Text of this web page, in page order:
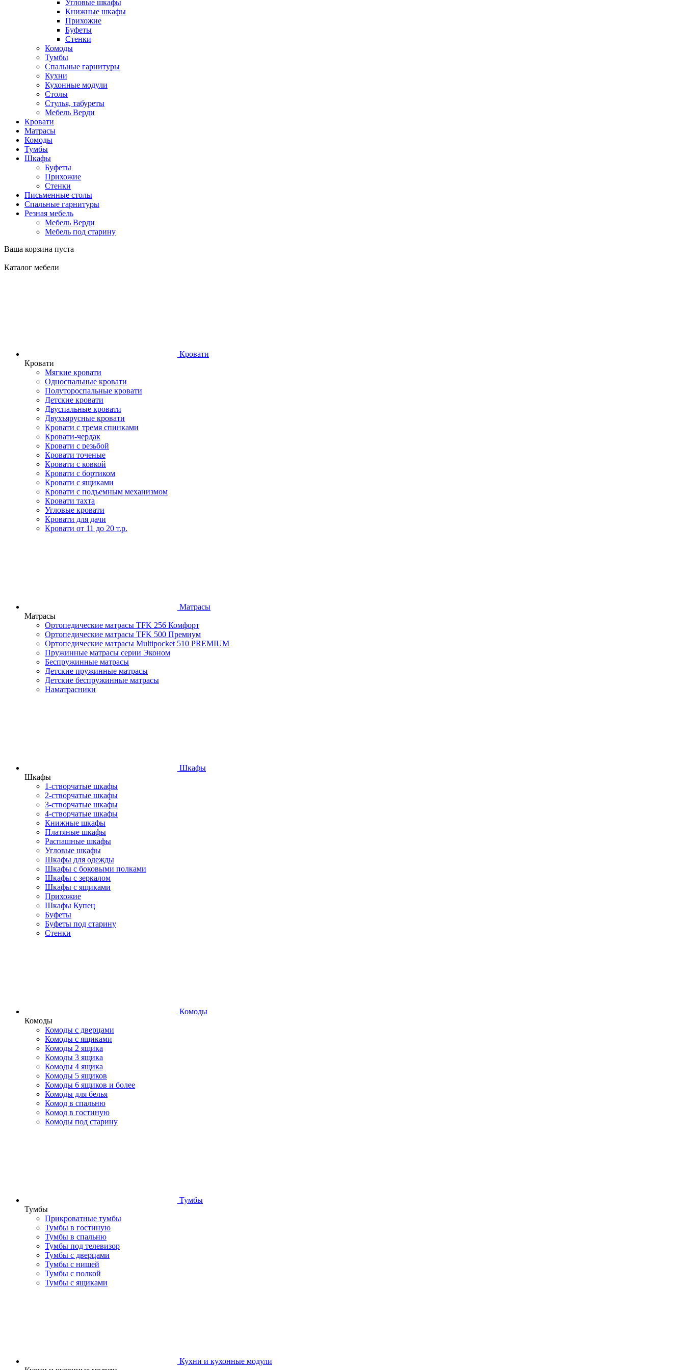
Угловые шкафы
Книжные шкафы
Прихожие
Буфеты
Стенки
Комоды
Тумбы
Спальные гарнитуры
Кухни
Кухонные модули
Столы
Стулья, табуреты
Мебель Верди
Кровати
Матрасы
Комоды
Тумбы
Шкафы
Буфеты
Прихожие
Стенки
Письменные столы
Спальные гарнитуры
Резная мебель
Мебель Верди
Мебель под старину
Ваша корзина пуста
Каталог мебели
Кровати
Кровати
Мягкие кровати
Односпальные кровати
Полутороспальные кровати
Детские кровати
Двуспальные кровати
Двухъярусные кровати
Кровати с тремя спинками
Кровати-чердак
Кровати с резьбой
Кровати точеные
Кровати с ковкой
Кровати с бортиком
Кровати с ящиками
Кровати с подъемным механизмом
Кровати тахта
Угловые кровати
Кровати для дачи
Кровати от 11 до 20 т.р.
Матрасы
Матрасы
Ортопедические матрасы TFK 256 Комфорт
Ортопедические матрасы TFK 500 Премиум
Ортопедические матрасы Multipocket 510 PREMIUM
Пружинные матрасы серии Эконом
Беспружинные матрасы
Детские пружинные матрасы
Детские беспружинные матрасы
Наматрасники
Шкафы
Шкафы
1-створчатые шкафы
2-створчатые шкафы
3-створчатые шкафы
4-створчатые шкафы
Книжные шкафы
Платяные шкафы
Распашные шкафы
Угловые шкафы
Шкафы для одежды
Шкафы с боковыми полками
Шкафы с зеркалом
Шкафы с ящиками
Прихожие
Шкафы Купец
Буфеты
Буфеты под старину
Стенки
Комоды
Комоды
Комоды с дверцами
Комоды с ящиками
Комоды 2 ящика
Комоды 3 ящика
Комоды 4 ящика
Комоды 5 ящиков
Комоды 6 ящиков и более
Комоды для белья
Комод в спальню
Комод в гостиную
Комоды под старину
Тумбы
Тумбы
Прикроватные тумбы
Тумбы в гостиную
Тумбы в спальню
Тумбы под телевизор
Тумбы с дверцами
Тумбы с нишей
Тумбы с полкой
Тумбы с ящиками
Кухни и кухонные модули